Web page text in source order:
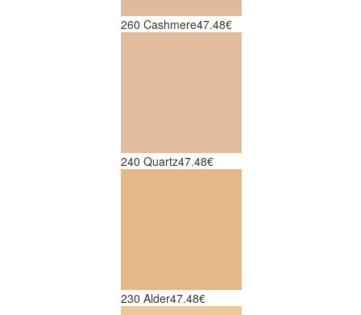
260 Cashmere47.48€
240 Quartz47.48€
230 Alder47.48€